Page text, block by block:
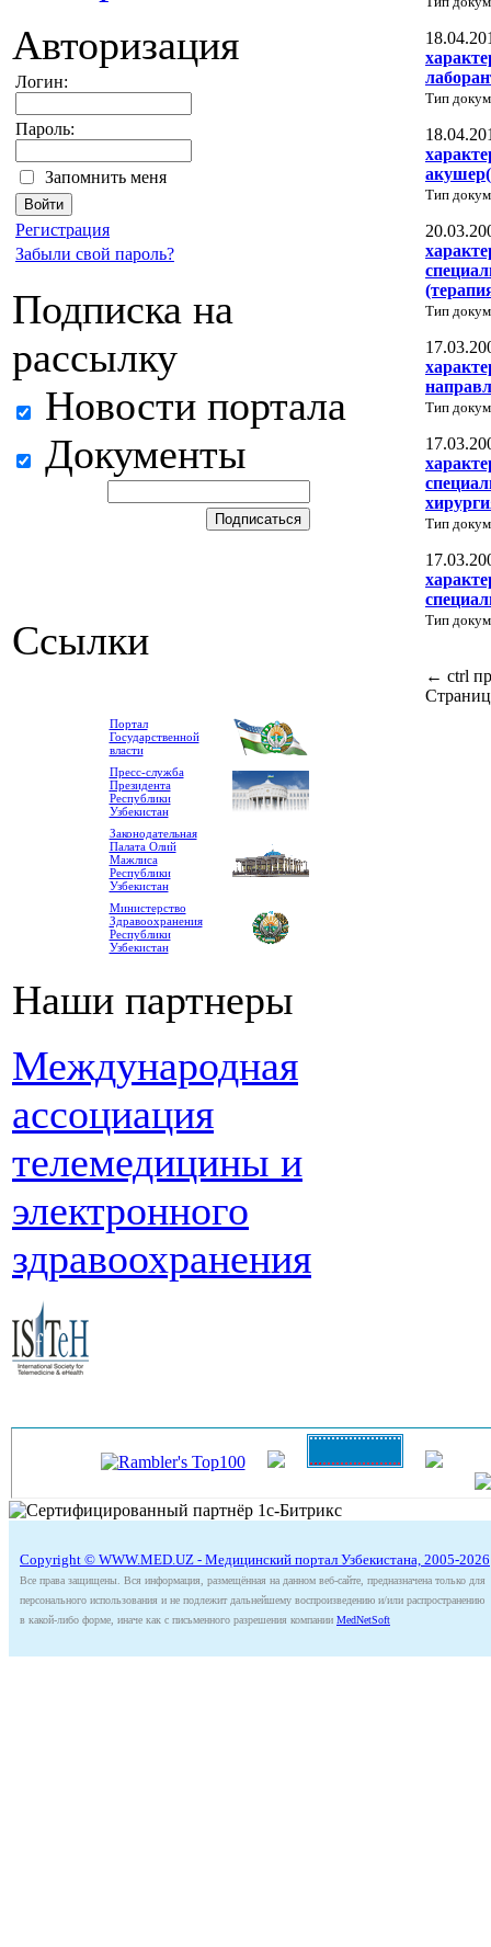
Авторизация
Логин:
Пароль:
Запомнить меня
Регистрация
Забыли свой пароль?
Подписка на
рассылку
Новости портала
Документы
Ссылки
Портал
Государственной
власти
Пресс-служба
Президента
Республики
Узбекистан
Законодательная
Палата Олий
Мажлиса
Республики
Узбекистан
Министерство
Здравоохранения
Республики
Узбекистан
Наши партнеры
Международная
ассоциация
телемедицины и
электронного
здравоохранения
Тип
Тип
Тип
Тип
Тип
Тип
← ctrl
Copyright © WWW.MED.UZ - Медицинский портал Узбекистана, 2005-2026
Все права защищены. Вся информация, размещённая на данном веб-сайте, предназначена только для
персонального использования и не подлежит дальнейшему воспроизведению и/или распространению
в какой-либо форме, иначе как с письменного разрешения компании MedNetSoft